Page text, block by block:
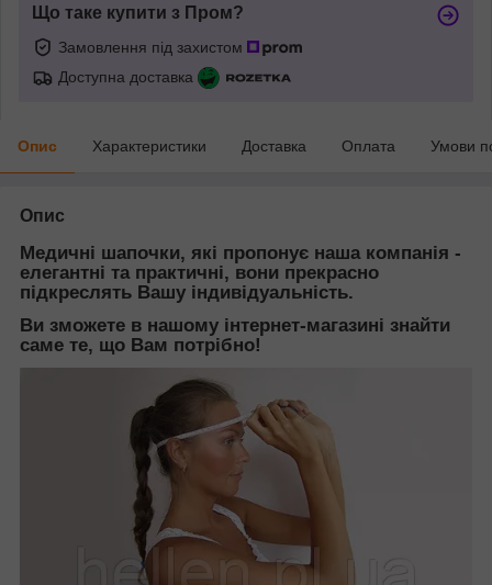
Що таке купити з Пром?
Замовлення під захистом
Доступна доставка
Опис Характеристики Доставка Оплата Умови
Опис
Медичні шапочки, які пропонує наша компанія -
елегантні та практичні, вони прекрасно
підкреслять Вашу індивідуальність.
Ви зможете в нашому інтернет-магазині знайти
саме те, що Вам потрібно!